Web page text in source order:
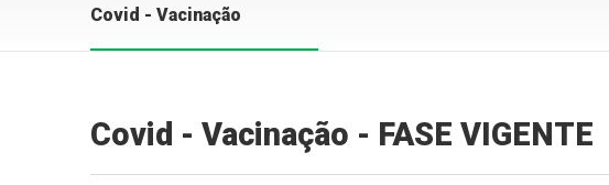
Covid - Vacinação
Covid - Vacinação - FASE VIGENTE